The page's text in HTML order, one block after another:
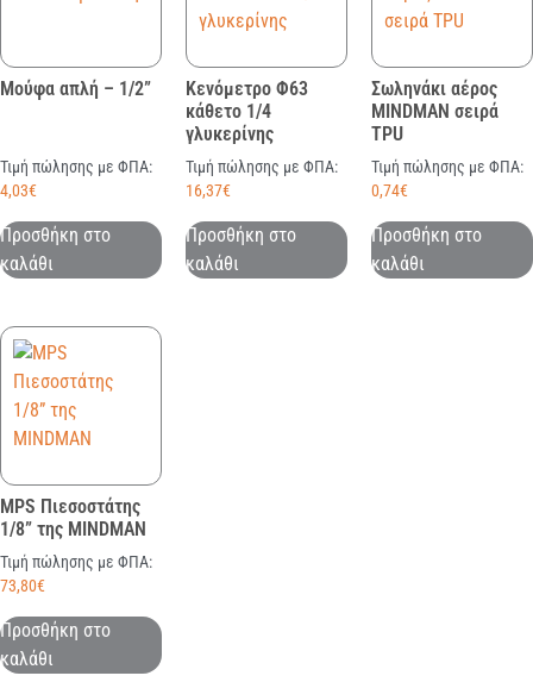
Μούφα απλή – 1/2”
Τιμή πώλησης με ΦΠΑ:
4,03€
Προσθήκη στο
καλάθι
Κενόμετρο Φ63
κάθετο 1/4
γλυκερίνης
Τιμή πώλησης με ΦΠΑ:
16,37€
Προσθήκη στο
καλάθι
Σωληνάκι αέρος
MINDMAN σειρά
TPU
Τιμή πώλησης με ΦΠΑ:
0,74€
Προσθήκη στο
καλάθι
MPS Πιεσοστάτης
1/8” της MINDMAN
Τιμή πώλησης με ΦΠΑ:
73,80€
Προσθήκη στο
καλάθι